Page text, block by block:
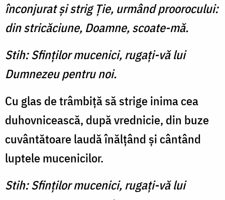
înconjurat şi strig Ţie, urmând proorocului:
din stricăciune, Doamne, scoate-mă.
Stih: Sfinţilor mucenici, rugaţi-vă lui
Dumnezeu pentru noi.
Cu glas de trâmbiţă să strige inima cea
duhovnicească, după vrednicie, din buze
cuvântătoare laudă înălţând şi cântând
luptele mucenicilor.
Stih: Sfinţilor mucenici, rugaţi-vă lui